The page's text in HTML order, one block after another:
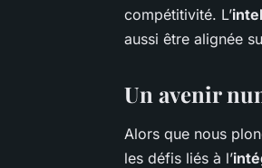
compétitivité. L’
aussi être alignée
Un avenir
Alors que nous
les défis liés à l’